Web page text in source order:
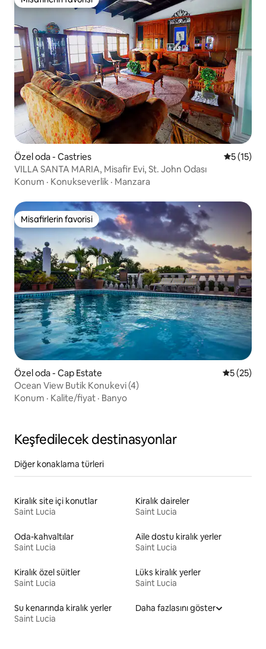
Misafirlerin favorisi
Özel oda - Castries 55 (15)
VILLA SANTA MARIA, Misafir Evi, St. John Odası
Konum · Konukseverlik · Manzara
Misafirlerin favorisi
Misafirlerin favorisi
Özel oda - Cap Estate 55 (25)
Ocean View Butik Konukevi (4)
Konum · Kalite/fiyat · Banyo
Keşfedilecek destinasyonlar
Diğer konaklama türleri
Kiralık site içi konutlar
Saint Lucia
Kiralık daireler
Saint Lucia
Oda-kahvaltılar
Saint Lucia
Aile dostu kiralık yerler
Saint Lucia
Kiralık özel süitler
Saint Lucia
Lüks kiralık yerler
Saint Lucia
Su kenarında kiralık yerler
Saint Lucia
Daha fazlasını göster